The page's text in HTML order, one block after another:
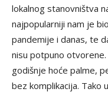
lokalnog stanovništva
najpopularniji nam je
pandemije i danas, te
nisu potpuno
godišnje hoće palme,
bez komplikacija. Tako